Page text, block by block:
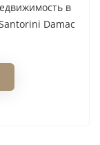
в
Damac